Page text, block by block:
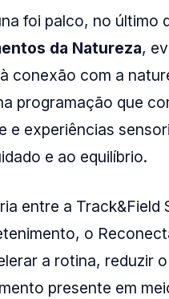
foi palco, no último
da Natureza,
conexão com a
programação que
e experiências
e ao equilíbrio.
entre a
o
a rotina, reduzir
presente em